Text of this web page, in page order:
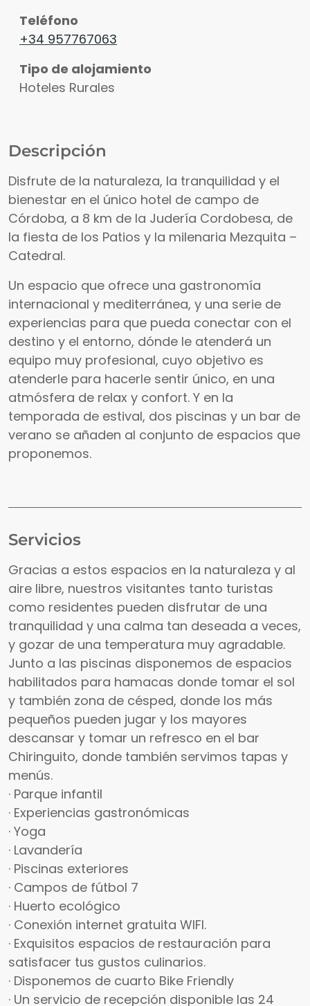
Teléfono
+34 957767063
Tipo de alojamiento
Hoteles Rurales
Descripción
Disfrute de la naturaleza, la tranquilidad y el
bienestar en el único hotel de campo de
Córdoba, a 8 km de la Judería Cordobesa, de
la fiesta de los Patios y la milenaria Mezquita –
Catedral.
Un espacio que ofrece una gastronomía
internacional y mediterránea, y una serie de
experiencias para que pueda conectar con el
destino y el entorno, dónde le atenderá un
equipo muy profesional, cuyo objetivo es
atenderle para hacerle sentir único, en una
atmósfera de relax y confort. Y en la
temporada de estival, dos piscinas y un bar de
verano se añaden al conjunto de espacios que
proponemos.
Servicios
Gracias a estos espacios en la naturaleza y al
aire libre, nuestros visitantes tanto turistas
como residentes pueden disfrutar de una
tranquilidad y una calma tan deseada a veces,
y gozar de una temperatura muy agradable.
Junto a las piscinas disponemos de espacios
habilitados para hamacas donde tomar el sol
y también zona de césped, donde los más
pequeños pueden jugar y los mayores
descansar y tomar un refresco en el bar
Chiringuito, donde también servimos tapas y
menús.
· Parque infantil
· Experiencias gastronómicas
· Yoga
· Lavandería
· Piscinas exteriores
· Campos de fútbol 7
· Huerto ecológico
· Conexión internet gratuita WIFI.
· Exquisitos espacios de restauración para
satisfacer tus gustos culinarios.
· Disponemos de cuarto Bike Friendly
· Un servicio de recepción disponible las 24